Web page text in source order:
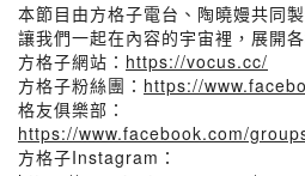
本節目由方格子電台、陶曉嫚共同
讓我們一起在內容的宇宙裡，展開
方格子網站： https://vocus.cc/
方格子粉絲團： https://
格友俱樂部：
https://www.facebook.com/
方格子Instagram：